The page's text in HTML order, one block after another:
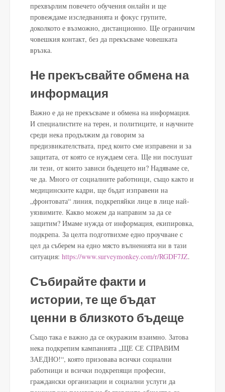
прехвърлим повечето обучения онлайн и ще
провеждаме изследванията и фокус групите,
доколкото е възможно, дистанционно. Ще ограничим
човешкия контакт, без да прекъсваме човешката
връзка.
Не прекъсвайте обмена на
информация
Важно е да не прекъсваме и обмена на информация.
И специалистите на терен, и политиците, и научните
среди нека продължим да говорим за
предизвикателствата, пред които сме изправени и за
защитата, от която се нуждаем сега. Ще ни послушат
ли тези, от които зависи бъдещето ни? Надяваме се,
че да. Много от социалните работници, също както и
медицинските кадри, ще бъдат изправени на
„фронтовата“ линия, подкрепяйки лице в лице най-
уязвимите. Какво можем да направим за да се
защитим? Имаме нужда от информация, екипировка,
подкрепа. За целта подготвихме едно проучване с
цел да съберем на едно място вълненията ни в тази
ситуация: https://www.surveymonkey.com/r/RGDF7JZ.
Събирайте факти и
истории, те ще бъдат
ценни в близкото бъдеще
Също така е важно да се окуражим взаимно. Затова
нека подкрепим кампанията „ЩЕ СЕ СПРАВИМ
ЗАЕДНО!“, която призовава всички социални
работници и всички подкрепящи професии,
граждански организации и социални услуги да